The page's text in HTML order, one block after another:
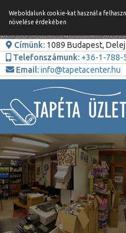
Weboldalunk cookie-kat használ a
növelése érdekében
Címünk: 1089 Budapest,
Telefonszámunk: +36-1-788-
Email:info@tapetacenter.hu